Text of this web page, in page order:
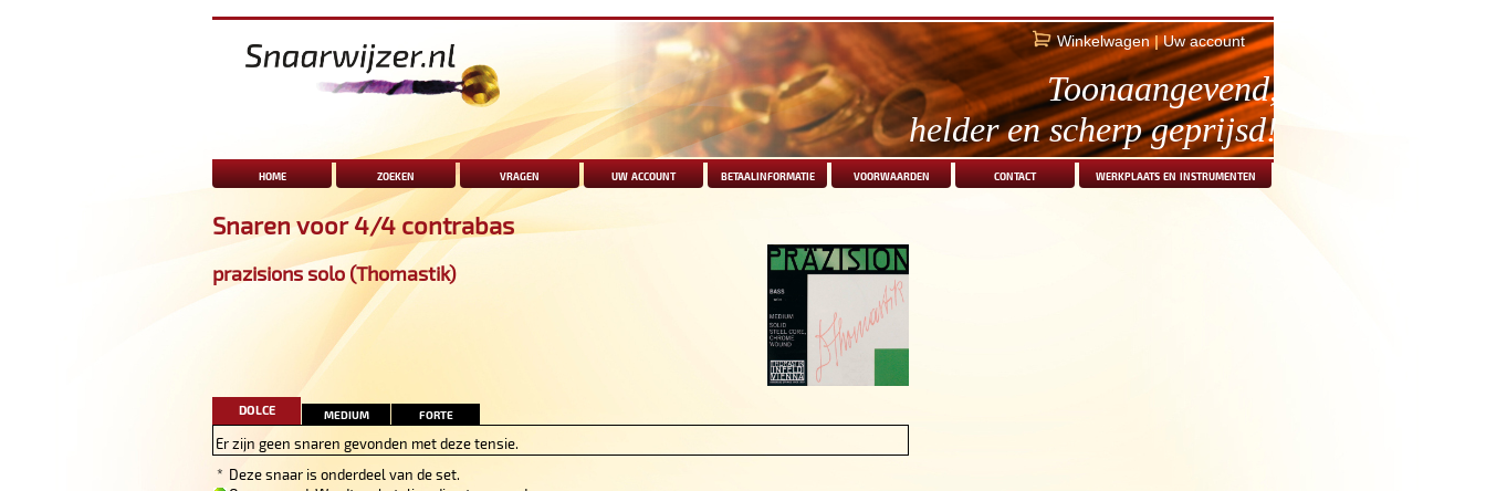
Winkelwagen | Uw account
Toonaangevend,
helder en scherp geprijsd!
home zoeken vragen uw account betaalinformatie voorwaarden contact werkplaats en instrumenten
Snaren voor 4/4 contrabas
prazisions solo (Thomastik)
dolce medium forte
Er zijn geen snaren gevonden met deze tensie.
* Deze snaar is onderdeel van de set.